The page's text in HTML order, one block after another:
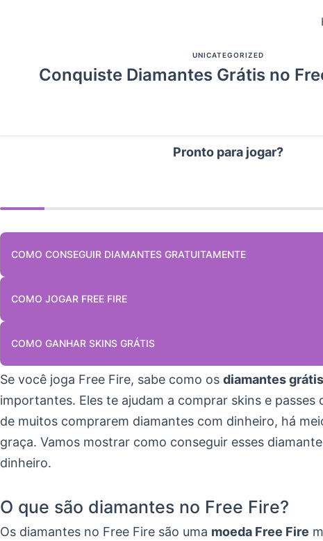
UNICATEGORIZED
Conquiste Diamantes Grátis no
Pronto para jogar?
COMO CONSEGUIR DIAMANTES GRATUITAMENTE
COMO JOGAR FREE FIRE
COMO GANHAR SKINS GRÁTIS
Se você joga Free Fire, sabe como os diamantes
importantes. Eles te ajudam a comprar skins e passes
de muitos comprarem diamantes com dinheiro, há
graça. Vamos mostrar como conseguir esses
dinheiro.
O que são diamantes no Free Fire?
Os diamantes no Free Fire são uma moeda Free Fire